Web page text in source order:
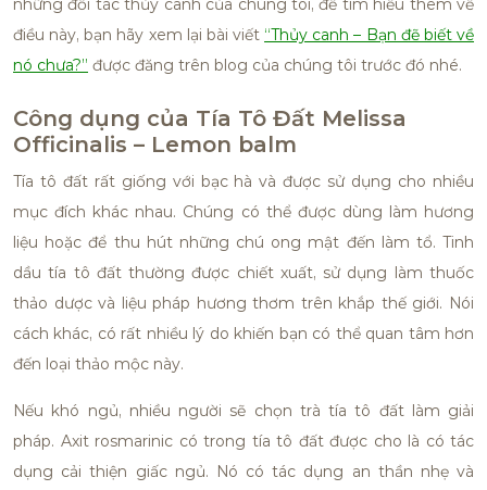
những đối tác thủy canh của chúng tôi, để tìm hiểu thêm về
điều này, bạn hãy xem lại bài viết “Thủy canh – Bạn đẽ biết về
nó chưa?” được đăng trên blog của chúng tôi trước đó nhé.
Công dụng của Tía Tô Đất Melissa
Officinalis – Lemon balm
Tía tô đất rất giống với bạc hà và được sử dụng cho nhiều
mục đích khác nhau. Chúng có thể được dùng làm hương
liệu hoặc để thu hút những chú ong mật đến làm tổ. Tinh
dầu tía tô đất thường được chiết xuất, sử dụng làm thuốc
thảo dược và liệu pháp hương thơm trên khắp thế giới. Nói
cách khác, có rất nhiều lý do khiến bạn có thể quan tâm hơn
đến loại thảo mộc này.
Nếu khó ngủ, nhiều người sẽ chọn trà tía tô đất làm giải
pháp. Axit rosmarinic có trong tía tô đất được cho là có tác
dụng cải thiện giấc ngủ. Nó có tác dụng an thần nhẹ và